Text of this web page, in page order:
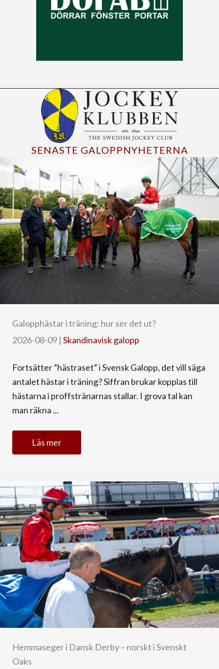
SENASTE GALOPPNYHETERNA
Galopphästar i träning: hur ser det ut?
2026-08-09 | Skandinavisk galopp
Fortsätter ”hästraset” i Svensk Galopp, det vill säga
antalet hästar i träning? Siffran brukar kopplas till
hästarna i proffstränarnas stallar. I grova tal kan
man räkna ...
Läs mer
Hemmaseger i Dansk Derby – norskt i Svenskt
Oaks